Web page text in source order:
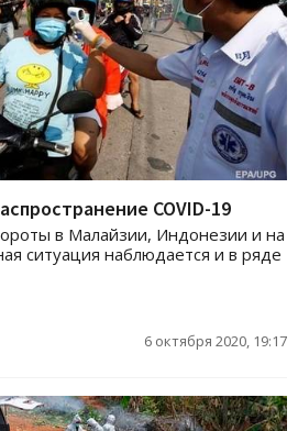
COVID-19
в Малайзии, Индонезии и на
ситуация наблюдается и в ряде
6 октября 2020, 19:17